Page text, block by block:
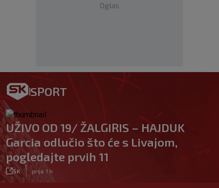
Oglas
SPORT
UŽIVO OD 19/ ŽALGIRIS – HAJDUK
Garcia odlučio što će s Livajom,
pogledajte prvih 11
SK prije 1 h